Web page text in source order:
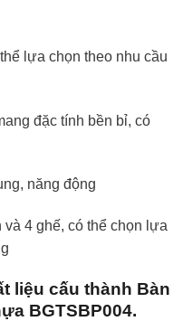
lựa chọn theo nhu cầu
đặc tính bền bỉ, có
năng động
và 4 ghế, có thể chọn lựa
liệu cấu thành Bàn
BGTSBP004.